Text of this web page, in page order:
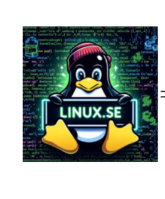
innehåll